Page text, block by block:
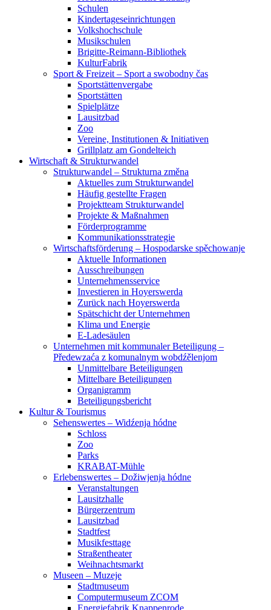
Schulen
Kindertageseinrichtungen
Volkshochschule
Musikschulen
Brigitte-Reimann-Bibliothek
KulturFabrik
Sport & Freizeit – Sport a swobodny čas
Sportstättenvergabe
Sportstätten
Spielplätze
Lausitzbad
Zoo
Vereine, Institutionen & Initiativen
Grillplatz am Gondelteich
Wirtschaft & Strukturwandel
Strukturwandel – Strukturna změna
Aktuelles zum Strukturwandel
Häufig gestellte Fragen
Projektteam Strukturwandel
Projekte & Maßnahmen
Förderprogramme
Kommunikationsstrategie
Wirtschaftsförderung – Hospodarske spěchowanje
Aktuelle Informationen
Ausschreibungen
Unternehmensservice
Investieren in Hoyerswerda
Zurück nach Hoyerswerda
Spätschicht der Unternehmen
Klima und Energie
E-Ladesäulen
Unternehmen mit kommunaler Beteiligung –
Předewzaća z komunalnym wobdźělenjom
Unmittelbare Beteiligungen
Mittelbare Beteiligungen
Organigramm
Beteiligungsbericht
Kultur & Tourismus
Sehenswertes – Widźenja hódne
Schloss
Zoo
Parks
KRABAT-Mühle
Erlebenswertes – Dožiwjenja hódne
Veranstaltungen
Lausitzhalle
Bürgerzentrum
Lausitzbad
Stadtfest
Musikfesttage
Straßentheater
Weihnachtsmarkt
Museen – Muzeje
Stadtmuseum
Computermuseum ZCOM